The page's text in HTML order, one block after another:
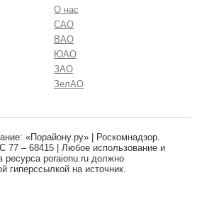
О нас
САО
ВАО
ЮАО
ЗАО
ЗелАО
«Порайону.ру» | Роскомнадзор.
– 68415 | Любое использование и
ресурса poraionu.ru должно
гиперссылкой на источник.